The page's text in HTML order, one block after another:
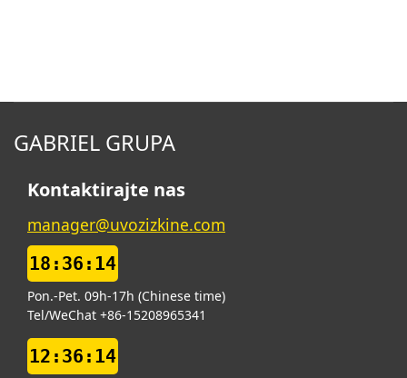
GABRIEL GRUPA
Kontaktirajte nas
manager@uvozizkine.com
18:36:14
Pon.-Pet. 09h-17h (Chinese time)
Tel/WeChat +86-15208965341
12:36:14